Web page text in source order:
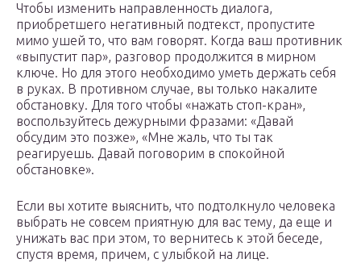
Чтобы изменить направленность диалога,
приобретшего негативный подтекст, пропустите
мимо ушей то, что вам говорят. Когда ваш противник
«выпустит пар», разговор продолжится в мирном
ключе. Но для этого необходимо уметь держать себя
в руках. В противном случае, вы только накалите
обстановку. Для того чтобы «нажать стоп-кран»,
воспользуйтесь дежурными фразами: «Давай
обсудим это позже», «Мне жаль, что ты так
реагируешь. Давай поговорим в спокойной
обстановке».
Если вы хотите выяснить, что подтолкнуло человека
выбрать не совсем приятную для вас тему, да еще и
унижать вас при этом, то вернитесь к этой беседе,
спустя время, причем, с улыбкой на лице.